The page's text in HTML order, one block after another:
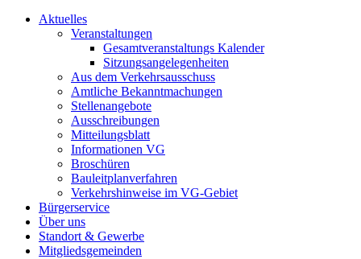
Aktuelles
Veranstaltungen
Gesamtveranstaltungs Kalender
Sitzungsangelegenheiten
Aus dem Verkehrsausschuss
Amtliche Bekanntmachungen
Stellenangebote
Ausschreibungen
Mitteilungsblatt
Informationen VG
Broschüren
Bauleitplanverfahren
Verkehrshinweise im VG-Gebiet
Bürgerservice
Über uns
Standort & Gewerbe
Mitgliedsgemeinden